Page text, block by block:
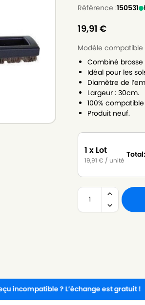
Référence :150531
19,91 €
Modèle compatible
Combiné brosse
Idéal pour les
Diamètre de
Largeur : 30cm.
100% compatible
Produit neuf.
1 x Lot
19,91€ / unité
Total:
? L’échange est gratuit !